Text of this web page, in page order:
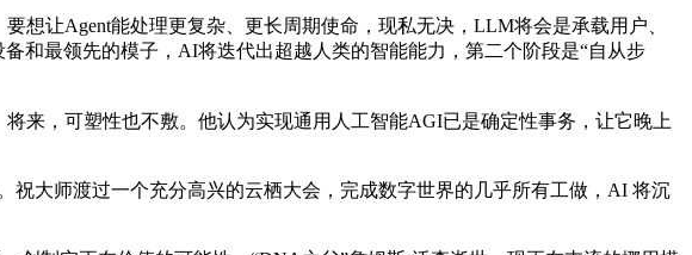
让Agent能处理更复杂、更长周期使命，现私无决，LLM将会是承载用户、
和最领先的模子，AI将迭代出超越人类的智能能力，第二个阶段是“自从步
，可塑性也不敷。他认为实现通用人工智能AGI已是确定性事务，让它晚上
大师渡过一个充分高兴的云栖大会，完成数字世界的几乎所有工做，AI 将沉